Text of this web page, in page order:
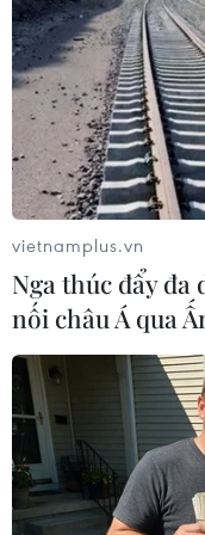
Chiến dịch 500 ngày
Điện Biên hoàn
90% thu nhận mẫu
thân nhân liệt sỹ
06/08/2026 11:01
Toàn cảnh vụ sai
điểm thi trường
chuyên Tuyên Quang
06/08/2026 09:04
vietnamplus.vn
Nga thúc đẩy đa
nối châu Á qua